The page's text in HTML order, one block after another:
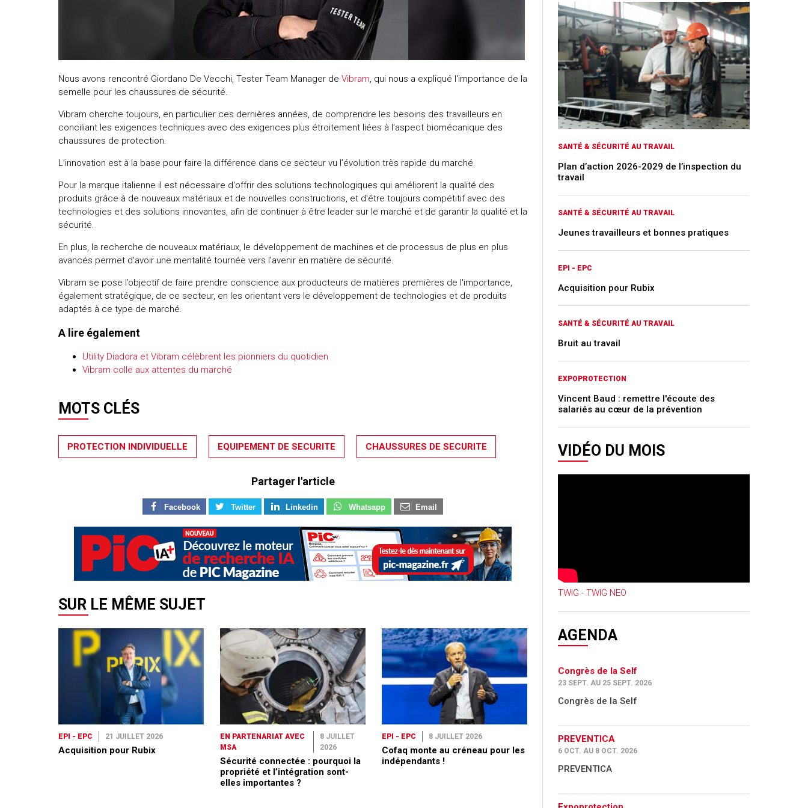
Nous avons rencontré Giordano De Vecchi, Tester Team Manager de Vibram, qui nous a expliqué l'importance de la
semelle pour les chaussures de sécurité.
Vibram cherche toujours, en particulier ces dernières années, de comprendre les besoins des travailleurs en
conciliant les exigences techniques avec des exigences plus étroitement liées à l'aspect biomécanique des
chaussures de protection.
L’innovation est à la base pour faire la différence dans ce secteur vu l’évolution très rapide du marché.
Pour la marque italienne il est nécessaire d'offrir des solutions technologiques qui améliorent la qualité des
produits grâce à de nouveaux matériaux et de nouvelles constructions, et d'être toujours compétitif avec des
technologies et des solutions innovantes, afin de continuer à être leader sur le marché et de garantir la qualité et la
sécurité.
En plus, la recherche de nouveaux matériaux, le développement de machines et de processus de plus en plus
avancés permet d'avoir une mentalité tournée vers l'avenir en matière de sécurité.
Vibram se pose l’objectif de faire prendre conscience aux producteurs de matières premières de l'importance,
également stratégique, de ce secteur, en les orientant vers le développement de technologies et de produits
adaptés à ce type de marché.
A lire également
Utility Diadora et Vibram célèbrent les pionniers du quotidien
Vibram colle aux attentes du marché
MOTS CLÉS
PROTECTION INDIVIDUELLE EQUIPEMENT DE SECURITE CHAUSSURES DE SECURITE
Partager l'article
Facebook Twitter Linkedin Whatsapp Email
SUR LE MÊME SUJET
EPI - EPC 21 JUILLET 2026
Acquisition pour Rubix
EN PARTENARIAT AVEC
MSA
8 JUILLET
2026
Sécurité connectée : pourquoi la
propriété et l’intégration sont-
elles importantes ?
EPI - EPC 8 JUILLET 2026
Cofaq monte au créneau pour les
indépendants !
SANTÉ & SÉCURITÉ AU TRAVAIL
Plan d’action 2026-2029 de l’inspection du
travail
SANTÉ & SÉCURITÉ AU TRAVAIL
Jeunes travailleurs et bonnes pratiques
EPI - EPC
Acquisition pour Rubix
SANTÉ & SÉCURITÉ AU TRAVAIL
Bruit au travail
EXPOPROTECTION
Vincent Baud : remettre l'écoute des
salariés au cœur de la prévention
VIDÉO DU MOIS
TWIG - TWIG NEO
AGENDA
Congrès de la Self
23 SEPT. AU 25 SEPT. 2026
Congrès de la Self
PREVENTICA
6 OCT. AU 8 OCT. 2026
PREVENTICA